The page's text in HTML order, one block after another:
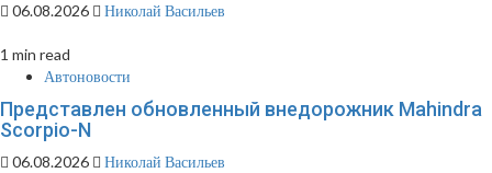
06.08.2026 Николай Васильев
1 min read
Автоновости
Представлен обновленный внедорожник Mahindra
Scorpio-N
06.08.2026
Николай Васильев